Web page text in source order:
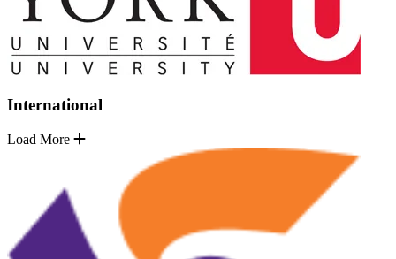
International
Load More